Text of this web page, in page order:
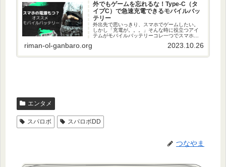
外でもゲームを忘れるな！Type-C（タ
イプC）で急速充電できるモバイルバッ
テリー
外出先で思いっきり、スマホでゲームしたい。
しかし「充電が。。。」そんな時に役立つアイ
テムがモバイルバッテリーコレ一つでスマホ生
くて良くなります。アンドロイドのスマホの充
riman-ol-ganbaro.org 2023.10.26
エンタメ
スパロボ スパロボDD
つなやま